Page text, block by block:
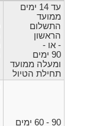
עד 14 ימים
ממועד
התשלום
הראשון
- או -
90 ימים
ומעלה ממועד
תחילת הטיול
90 - 60 ימים